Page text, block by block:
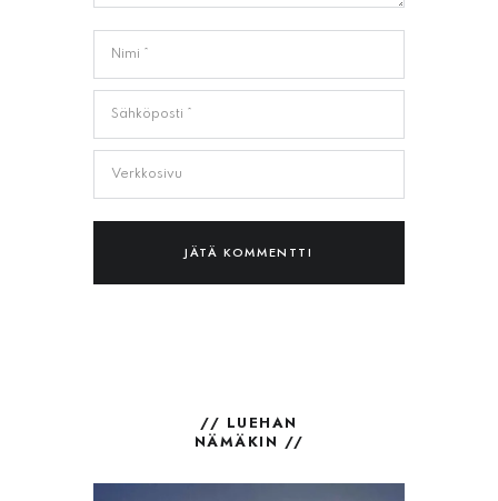
// LUEHAN
NÄMÄKIN //